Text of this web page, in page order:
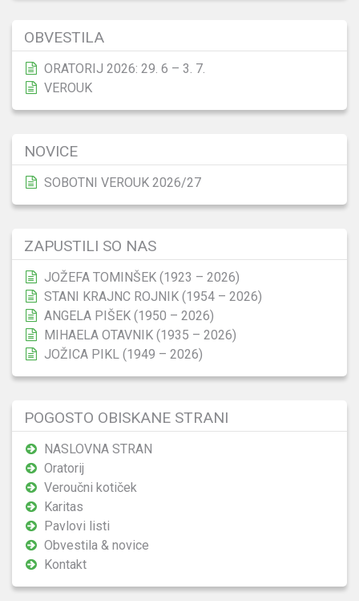
OBVESTILA
ORATORIJ 2026: 29. 6 – 3. 7.
VEROUK
NOVICE
SOBOTNI VEROUK 2026/27
ZAPUSTILI SO NAS
JOŽEFA TOMINŠEK (1923 – 2026)
STANI KRAJNC ROJNIK (1954 – 2026)
ANGELA PIŠEK (1950 – 2026)
MIHAELA OTAVNIK (1935 – 2026)
JOŽICA PIKL (1949 – 2026)
POGOSTO OBISKANE STRANI
NASLOVNA STRAN
Oratorij
Veroučni kotiček
Karitas
Pavlovi listi
Obvestila & novice
Kontakt